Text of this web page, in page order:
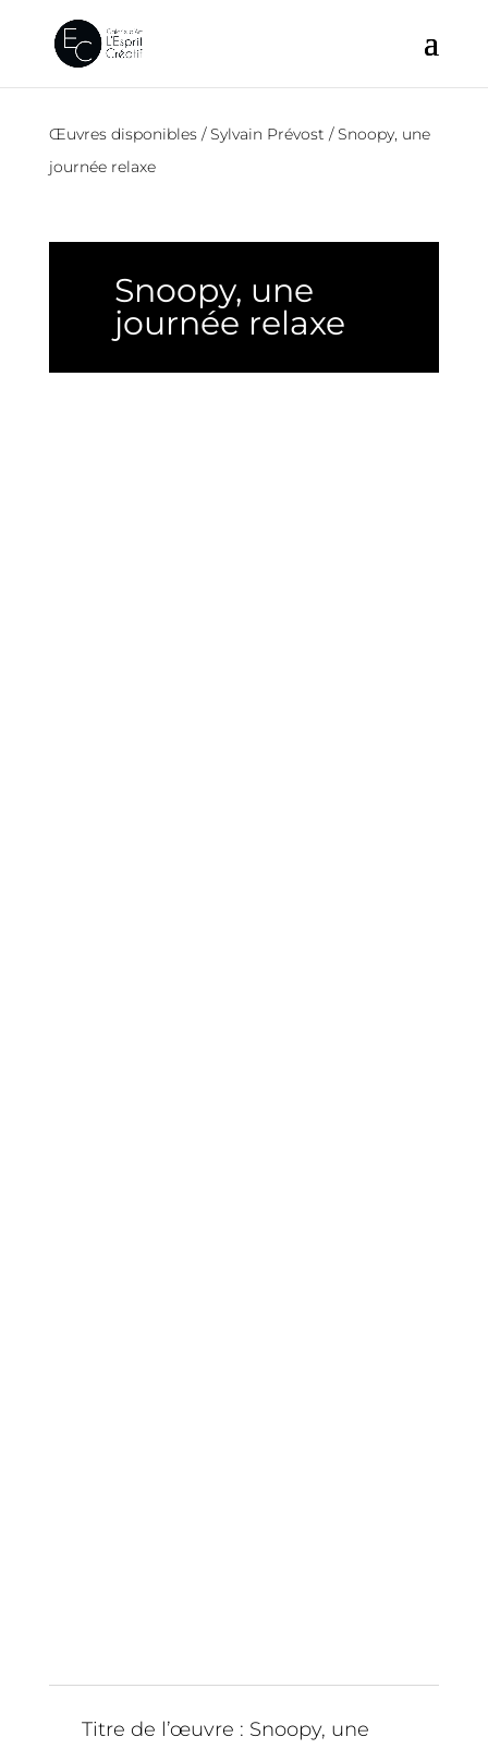
Œuvres disponibles/Sylvain Prévost / Snoopy, une
journée relaxe
Snoopy, une
journée relaxe
Titre de l’œuvre : Snoopy, une